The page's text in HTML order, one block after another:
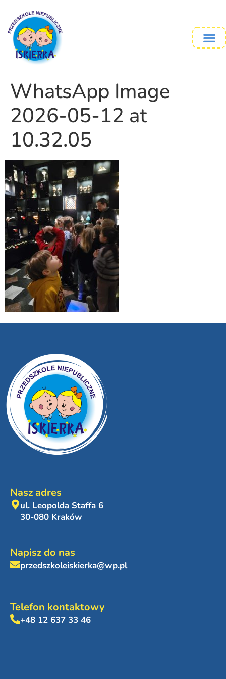
WhatsApp Image
2026-05-12 at
10.32.05
Nasz adres
ul. Leopolda Staffa 6
30-080 Kraków
Napisz do nas
przedszkoleiskierka@wp.pl
Telefon kontaktowy
+48 12 637 33 46